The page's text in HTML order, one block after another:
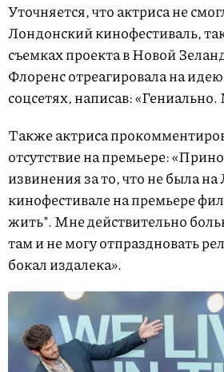
Уточняется, что актриса не
Лондонский кинофестиваль,
съемках проекта в Новой
Флоренс отреагировала на
соцсетях, написав:
Также актриса
отсутствие на премьере:
извинения за то, что не была
кинофестивале на премьере
жить". Мне действительно
там и не могу отпраздновать
бокал издалека».